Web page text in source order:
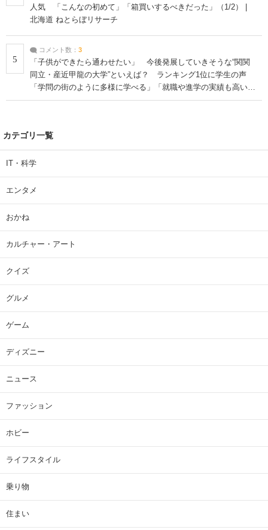
人気 「こんなの初めて」「箱買いするべきだった」（1/2） |
北海道 ねとらぼリサーチ
5
コメント数： 3
「子供ができたら通わせたい」 今後発展していきそうな“関関
同立・産近甲龍の大学”といえば？ ランキング1位に学生の声
「学問の街のように多様に学べる」「就職や進学の実績も高い」
| 大学 ねとらぼリサーチ
カテゴリ一覧
IT・科学
エンタメ
おかね
カルチャー・アート
クイズ
グルメ
ゲーム
ディズニー
ニュース
ファッション
ホビー
ライフスタイル
乗り物
住まい